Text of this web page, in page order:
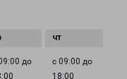
до
с 09:00 до
18:00